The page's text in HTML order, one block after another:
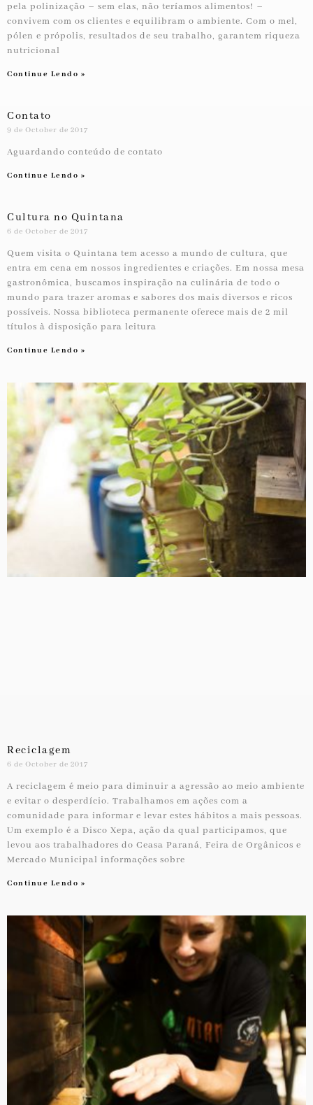
pela polinização – sem elas, não teríamos alimentos! –
convivem com os clientes e equilibram o ambiente. Com o mel,
pólen e própolis, resultados de seu trabalho, garantem riqueza
nutricional
Continue Lendo »
Contato
9 de October de 2017
Aguardando conteúdo de contato
Continue Lendo »
Cultura no Quintana
6 de October de 2017
Quem visita o Quintana tem acesso a mundo de cultura, que
entra em cena em nossos ingredientes e criações. Em nossa mesa
gastronômica, buscamos inspiração na culinária de todo o
mundo para trazer aromas e sabores dos mais diversos e ricos
possíveis. Nossa biblioteca permanente oferece mais de 2 mil
títulos à disposição para leitura
Continue Lendo »
Reciclagem
6 de October de 2017
A reciclagem é meio para diminuir a agressão ao meio ambiente
e evitar o desperdício. Trabalhamos em ações com a
comunidade para informar e levar estes hábitos a mais pessoas.
Um exemplo é a Disco Xepa, ação da qual participamos, que
levou aos trabalhadores do Ceasa Paraná, Feira de Orgânicos e
Mercado Municipal informações sobre
Continue Lendo »